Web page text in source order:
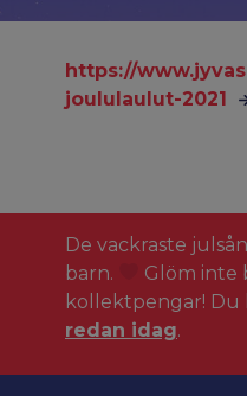
https://
joululaulut-2021
De vackraste
barn.
Glöm inte
kollektpengar! Du
redan idag.